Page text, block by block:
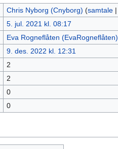
Chris Nyborg (Cnyborg) (samtale|
5. jul. 2021 kl. 08:17
Eva Rogneflåten (EvaRogneflåten)
9. des. 2022 kl. 12:31
2
2
0
0